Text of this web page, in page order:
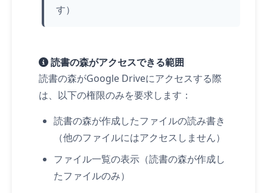
す）
読書の森がアクセスできる範囲
読書の森がGoogle Driveにアクセスする際
は、以下の権限のみを要求します：
読書の森が作成したファイルの読み書き
（他のファイルにはアクセスしません）
ファイル一覧の表示（読書の森が作成し
たファイルのみ）